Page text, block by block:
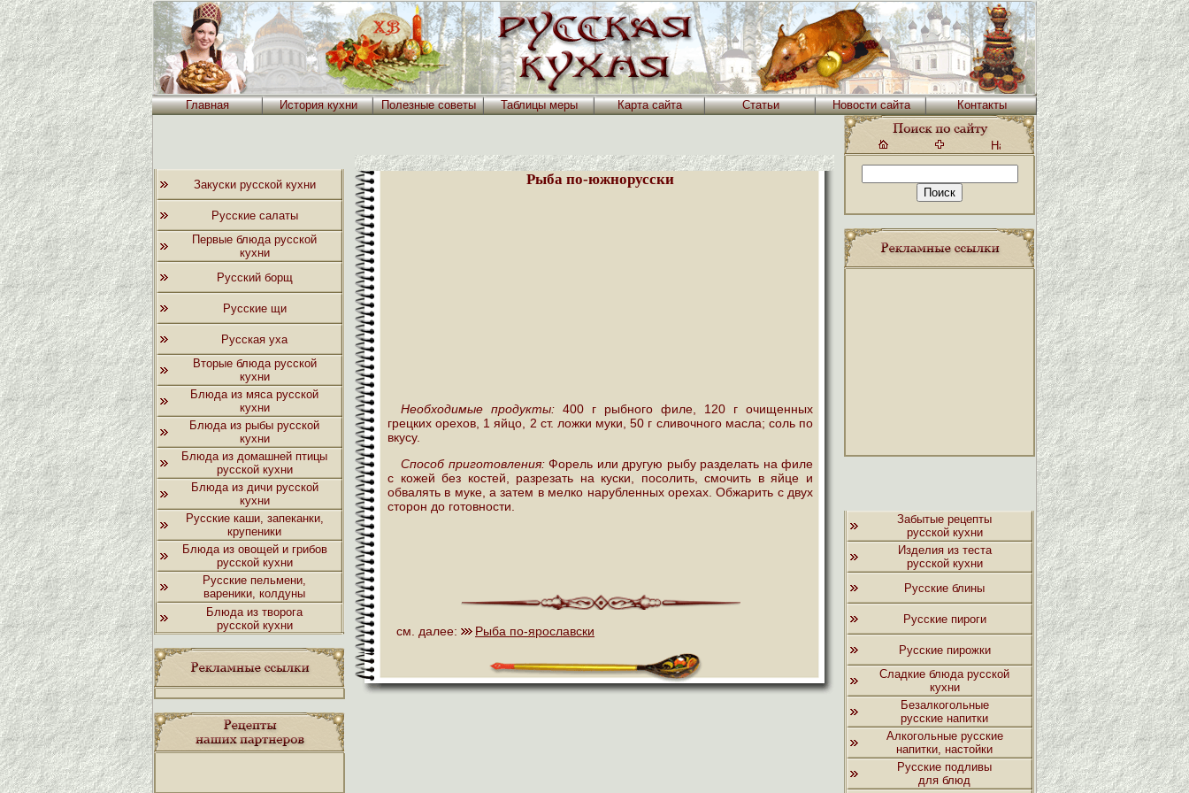
Главная История кухни Полезные советы Таблицы меры Карта сайта Статьи Новости сайта Контакты
Закуски русской кухни
Русские салаты
Первые блюда русской
кухни
Русский борщ
Русские щи
Русская уха
Вторые блюда русской
кухни
Блюда из мяса русской
кухни
Блюда из рыбы русской
кухни
Блюда из домашней птицы
русской кухни
Блюда из дичи русской
кухни
Русские каши, запеканки,
крупеники
Блюда из овощей и грибов
русской кухни
Русские пельмени,
вареники, колдуны
Блюда из творога
русской кухни
Рыба по-южнорусски
Необходимые продукты: 400 г рыбного филе, 120 г очищенных
грецких орехов, 1 яйцо, 2 ст. ложки муки, 50 г сливочного масла; соль по
вкусу.
Способ приготовления: Форель или другую рыбу разделать на филе
с кожей без костей, разрезать на куски, посолить, смочить в яйце и
обвалять в муке, а затем в мелко нарубленных орехах. Обжарить с двух
сторон до готовности.
см. далее: Рыба по-ярославски
Забытые рецепты
русской кухни
Изделия из теста
русской кухни
Русские блины
Русские пироги
Русские пирожки
Сладкие блюда русской
кухни
Безалкогольные
русские напитки
Алкогольные русские
напитки, настойки
Русские подливы
для блюд